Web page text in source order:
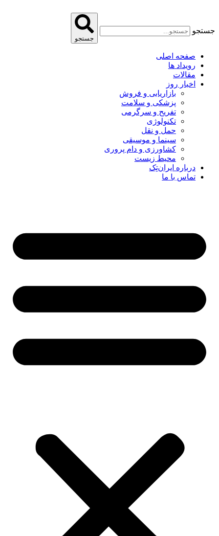
جستجو
جستجو
صفحه اصلی
رویداد ها
مقالات
اخبار روز
بازاریابی و فروش
پزشکی و سلامت
تفریح و سرگرمی
تکنولوژی
حمل و نقل
سینما و موسیقی
کشاورزی و دام پروری
محیط زیست
درباره ایران‌تِک
تماس با ما